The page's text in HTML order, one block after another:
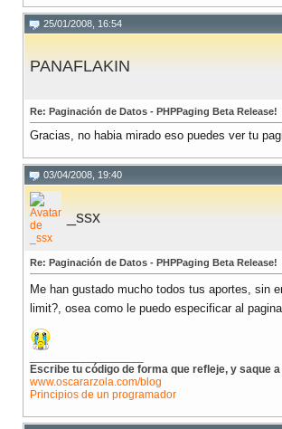
25/01/2008, 16:54
PANAFLAKIN
Re: Paginación de Datos - PHPPaging Beta Release!
Gracias, no habia mirado eso puedes ver tu
03/04/2008, 19:40
_ssx
Re: Paginación de Datos - PHPPaging Beta Release!
Me han gustado mucho todos tus aportes, sin
limit?, osea como le puedo especificar al
Escribe tu código de forma que refleje, y saque
www.oscararzola.com/blog
Principios de un programador